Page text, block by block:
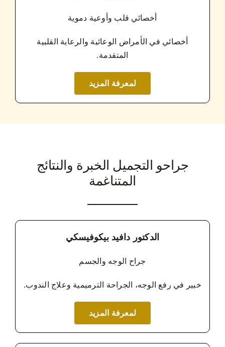
أخصائي قلب وأوعية دموية
أخصائي في الأمراض الوعائية والرعاية القلبية
المتقدمة.
لمعرفة المزيد
جراحو التجميل الخبرة والنتائج
المتناغمة
الدكتور دافيد بيكوفيسكي
جراح الوجه والجسم
خبير في رفع الوجه، الجراحة الترميمية وعلاج الندوب.
لمعرفة المزيد